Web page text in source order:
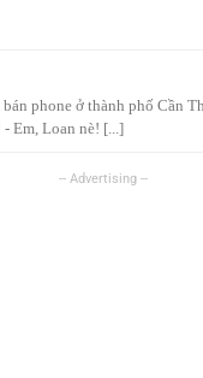
phone ở thành phố Cần
Em, Loan nè! [...]